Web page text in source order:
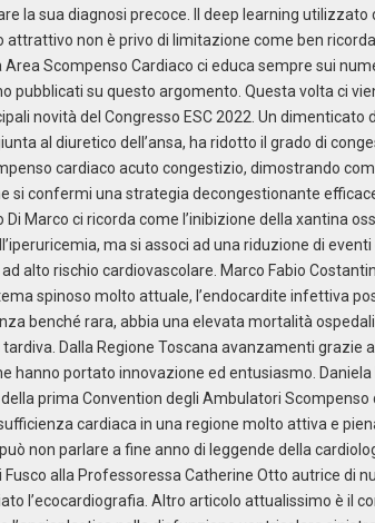
la sua diagnosi precoce. Il deep learning utilizzato
attrattivo non è privo di limitazione come ben
Area Scompenso Cardiaco ci educa sempre sui
pubblicati su questo argomento. Questa volta ci
novità del Congresso ESC 2022. Un dimenticato
al diuretico dell’ansa, ha ridotto il grado di
cardiaco acuto congestizio, dimostrando
si confermi una strategia decongestionante
Marco ci ricorda come l’inibizione della xantina
ma si associ ad una riduzione di
alto rischio cardiovascolare. Marco Fabio
spinoso molto attuale, l’endocardite infettiva
benché rara, abbia una elevata mortalità
Dalla Regione Toscana avanzamenti grazie
hanno portato innovazione ed entusiasmo. Daniela
prima Convention degli Ambulatori Scompenso
cardiaca in una regione molto attiva e
non parlare a fine anno di leggende della
alla Professoressa Catherine Otto autrice di
l’ecocardiografia. Altro articolo attualissimo è il